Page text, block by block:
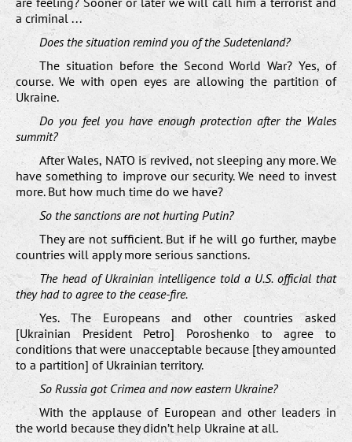
a criminal . . .
Does the situation remind you of the Sudetenland?
The situation before the Second World War? Yes, of
course. We with open eyes are allowing the partition of
Ukraine.
Do you feel you have enough protection after the Wales
summit?
After Wales, NATO is revived, not sleeping any more. We
have something to improve our security. We need to invest
more. But how much time do we have?
So the sanctions are not hurting Putin?
They are not sufficient. But if he will go further, maybe
countries will apply more serious sanctions.
The head of Ukrainian intelligence told a U.S. official that
they had to agree to the cease-fire.
Yes. The Europeans and other countries asked
[Ukrainian President Petro] Poroshenko to agree to
conditions that were unacceptable because [they amounted
to a partition] of Ukrainian territory.
So Russia got Crimea and now eastern Ukraine?
With the applause of European and other leaders in
the world because they didn’t help Ukraine at all.